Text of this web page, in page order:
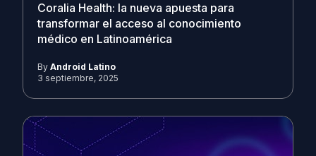
Coralia Health: la nueva apuesta para
transformar el acceso al conocimiento
médico en Latinoamérica
By Android Latino
3 septiembre, 2025